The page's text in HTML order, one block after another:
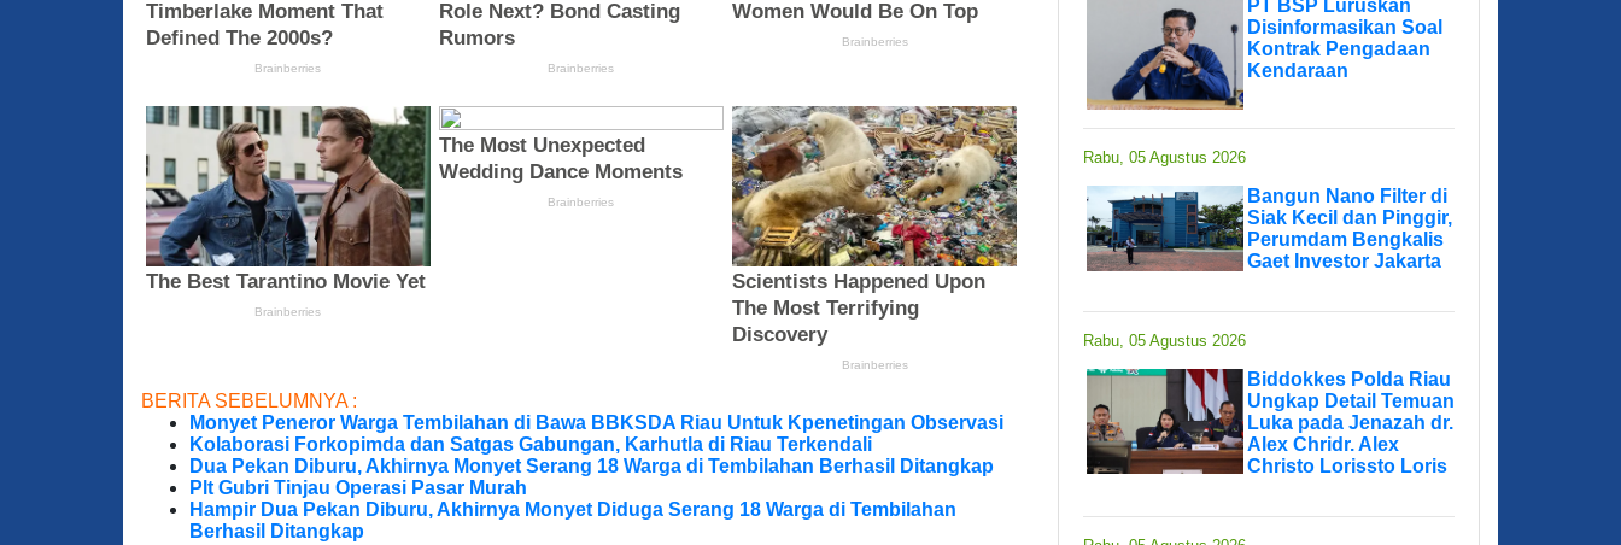
BERITA SEBELUMNYA :
Monyet Peneror Warga Tembilahan di Bawa BBKSDA Riau Untuk Kpenetingan Observasi
Kolaborasi Forkopimda dan Satgas Gabungan, Karhutla di Riau Terkendali
Dua Pekan Diburu, Akhirnya Monyet Serang 18 Warga di Tembilahan Berhasil Ditangkap
Plt Gubri Tinjau Operasi Pasar Murah
Hampir Dua Pekan Diburu, Akhirnya Monyet Diduga Serang 18 Warga di Tembilahan
Berhasil Ditangkap
PT BSP Luruskan
Disinformasikan Soal
Kontrak Pengadaan
Kendaraan
Rabu, 05 Agustus 2026
Bangun Nano Filter di
Siak Kecil dan Pinggir,
Perumdam Bengkalis
Gaet Investor Jakarta
Rabu, 05 Agustus 2026
Biddokkes Polda Riau
Ungkap Detail Temuan
Luka pada Jenazah dr.
Alex Chridr. Alex
Christo Lorissto Loris